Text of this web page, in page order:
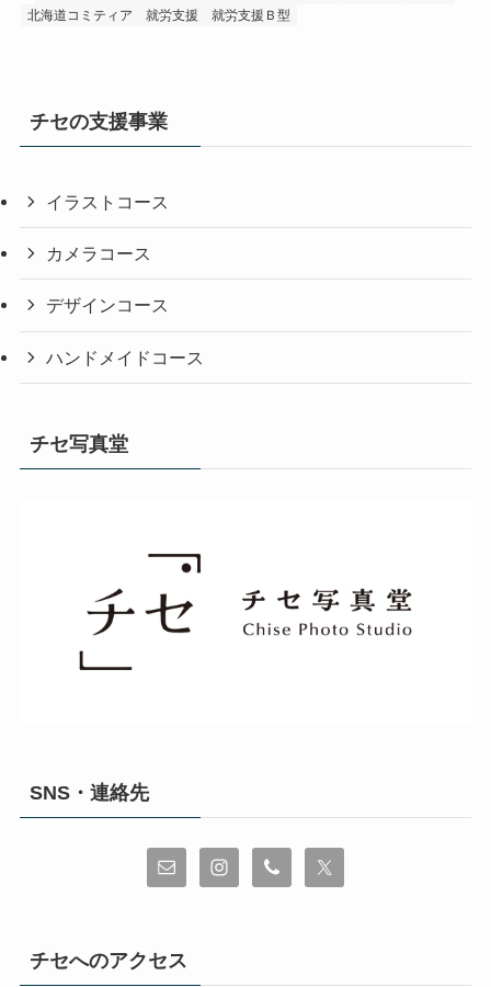
北海道コミティア
就労支援 就労支援Ｂ型
チセの支援事業
イラストコース
カメラコース
デザインコース
ハンドメイドコース
チセ写真堂
SNS・連絡先
チセへのアクセス